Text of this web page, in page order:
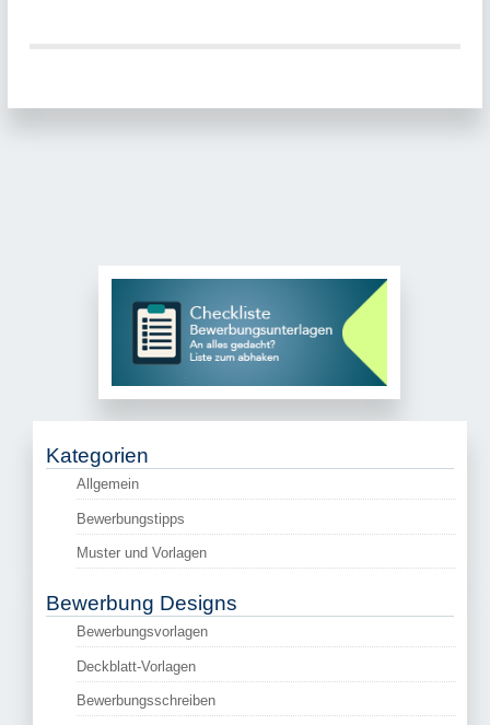
Kategorien
Allgemein
Bewerbungstipps
Muster und Vorlagen
Bewerbung Designs
Bewerbungsvorlagen
Deckblatt-Vorlagen
Bewerbungsschreiben